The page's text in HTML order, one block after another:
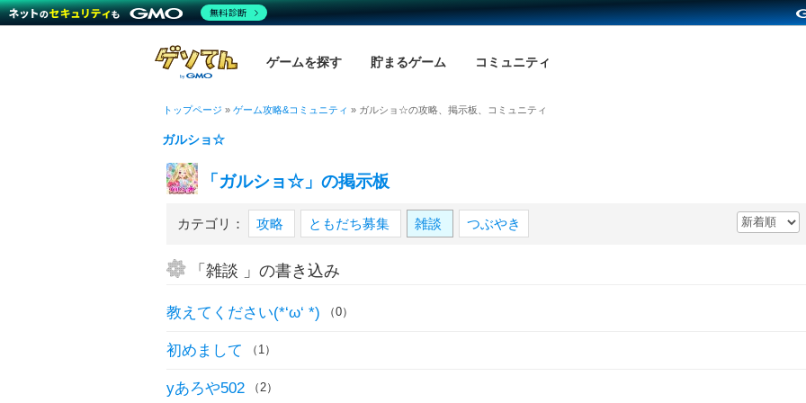
ゲームを探す 貯まるゲーム コミュニティ
トップページ » ゲーム攻略&コミュニティ » ガルショ☆の攻略、掲示板、コミュニティ
ガルショ☆
「ガルショ☆」の掲示板
カテゴリ： 攻略 ともだち募集 雑談 つぶやき
「雑談 」の書き込み
教えてください(*‘ω‘ *) （0）
初めまして （1）
yあろや502 （2）
無料診断